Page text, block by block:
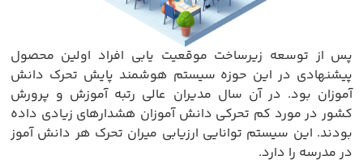
پس از توسعه زیرساخت موقعیت یابی افراد اولین محصول
پیشنهادی در این حوزه سیستم هوشمند پایش تحرک دانش
آموزان بود. در آن سال مدیران عالی رتبه آموزش و پرورش
کشور در مورد کم تحرکی دانش آموزان هشدارهای زیادی داده
بودند. این سیستم توانایی ارزیابی میران تحرک هر دانش آموز
در مدرسه را دارد.